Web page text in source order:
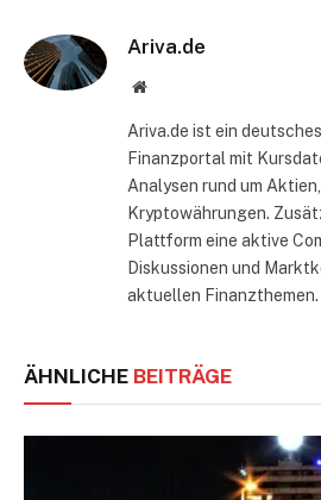
Ariva.de
Website
Ariva.de ist ein
Finanzportal mit
Analysen rund um
Kryptowährungen.
Plattform eine aktive
Diskussionen und
aktuellen Finanzthemen.
ÄHNLICHE BEITRÄGE